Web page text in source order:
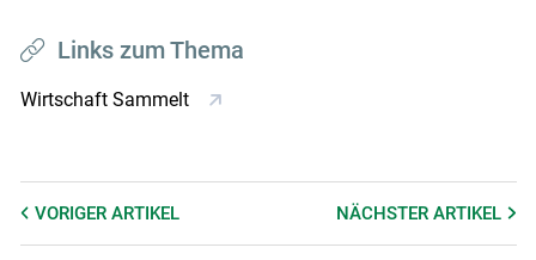
Links zum Thema
Wirtschaft Sammelt
VORIGER ARTIKEL NÄCHSTERARTIKEL